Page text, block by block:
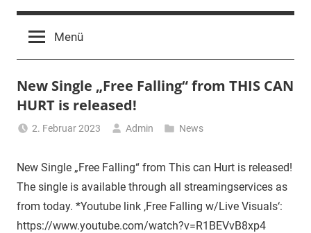
Rebels.Com
Menü
New Single „Free Falling“ from THIS CAN
HURT is released!
2. Februar 2023 Admin News
New Single „Free Falling“ from This can Hurt is released!
The single is available through all streamingservices as
from today. *Youtube link ‚Free Falling w/Live Visuals‘:
https://www.youtube.com/watch?v=R1BEVvB8xp4